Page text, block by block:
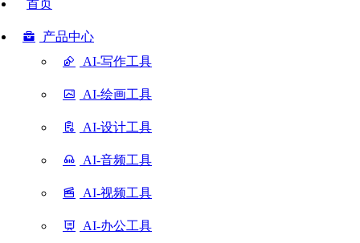
首页
产品中心
AI-写作工具
AI-绘画工具
AI-设计工具
AI-音频工具
AI-视频工具
AI-办公工具